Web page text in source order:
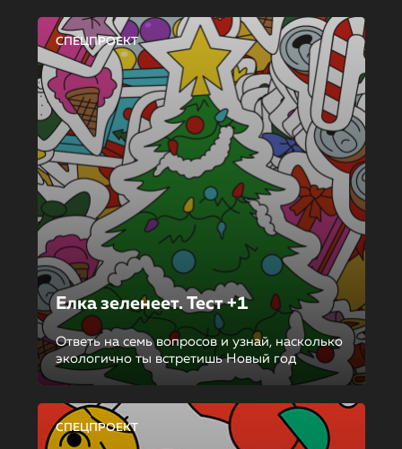
СПЕЦПРОЕКТ
Елка зеленеет. Тест +1
Ответь на семь вопросов и узнай, насколько
экологично ты встретишь Новый год
СПЕЦПРОЕКТ